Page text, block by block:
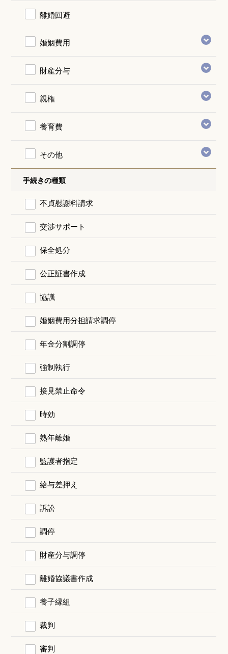
離婚回避
婚姻費用
財産分与
親権
養育費
その他
手続きの種類
不貞慰謝料請求
交渉サポート
保全処分
公正証書作成
協議
婚姻費用分担請求調停
年金分割調停
強制執行
接見禁止命令
時効
熟年離婚
監護者指定
給与差押え
訴訟
調停
財産分与調停
離婚協議書作成
養子縁組
裁判
審判